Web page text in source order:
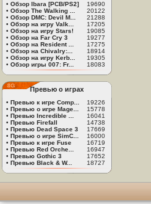
• Обзор Ibara [PCB/PS2]
19690
• Обзор The Walking ...
20122
• Обзор DMC: Devil M...
21288
• Обзор на игру Valk...
17205
• Обзор на игру Stars!
19085
• Обзор на Far Cry 3
19277
• Обзор на Resident ...
17275
• Обзор на Chivalry:...
18914
• Обзор на игру Kerb...
19305
• Обзор игры 007: Fr... 18083
Превью о играх
• Превью к игре Comp...
19226
• Превью о игре Mage...
15778
• Превью Incredible ...
16041
• Превью Firefall
14738
• Превью Dead Space 3
17669
• Превью о игре SimC...
16000
• Превью к игре Fuse
16719
• Превью Red Orche...
16947
• Превью Gothic 3
17652
• Превью Black & W... 18727